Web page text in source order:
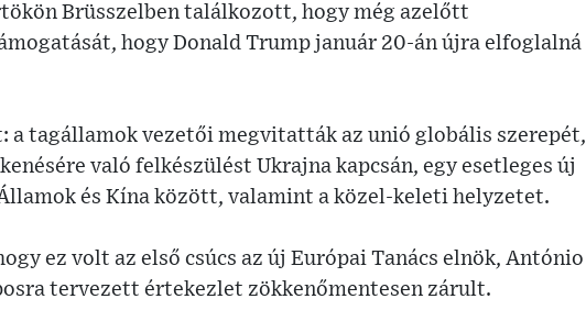
Brüsszelben találkozott, hogy még azelőtt
hogy Donald Trump január 20-án újra elfoglalná
a tagállamok vezetői megvitatták az unió globális szerepét,
való felkészülést Ukrajna kapcsán, egy esetleges új
és Kína között, valamint a közel-keleti helyzetet.
ez volt az első csúcs az új Európai Tanács elnök, António
tervezett értekezlet zökkenőmentesen zárult.